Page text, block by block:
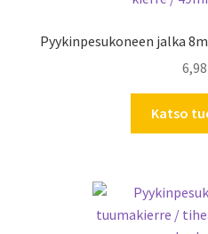
Pyykinpesukoneen jalka
6,98
Katso